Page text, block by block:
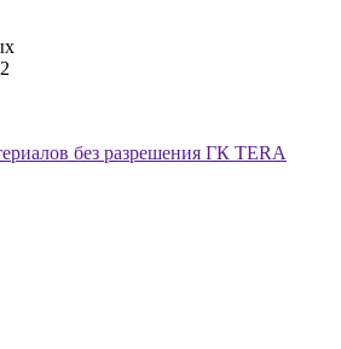
без разрешения ГК TERA